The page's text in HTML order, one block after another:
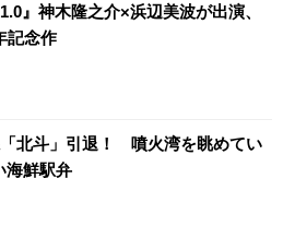
』神木隆之介×浜辺美波が出演、
記念作
北斗」引退！ 噴火湾を眺めてい
海鮮駅弁